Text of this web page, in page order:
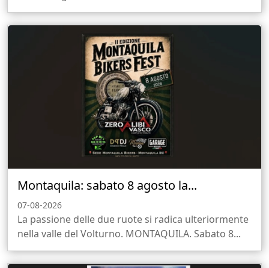
Montaquila: sabato 8 agosto la...
07-08-2026
La passione delle due ruote si radica ulteriormente
nella valle del Volturno. MONTAQUILA. Sabato 8...